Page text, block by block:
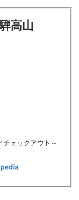
高山
ェックアウト～